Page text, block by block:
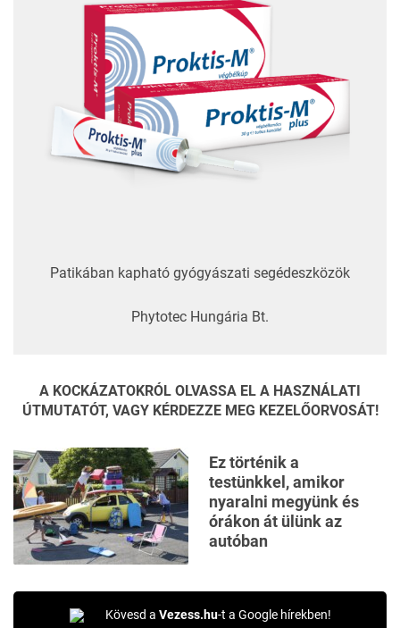
Patikában kapható gyógyászati segédeszközök
Phytotec Hungária Bt.
A KOCKÁZATOKRÓL OLVASSA EL A HASZNÁLATI
ÚTMUTATÓT, VAGY KÉRDEZZE MEG KEZELŐORVOSÁT!
Ez történik a
testünkkel, amikor
nyaralni megyünk és
órákon át ülünk az
autóban
Kövesd a Vezess.hu-t a Google hírekben!